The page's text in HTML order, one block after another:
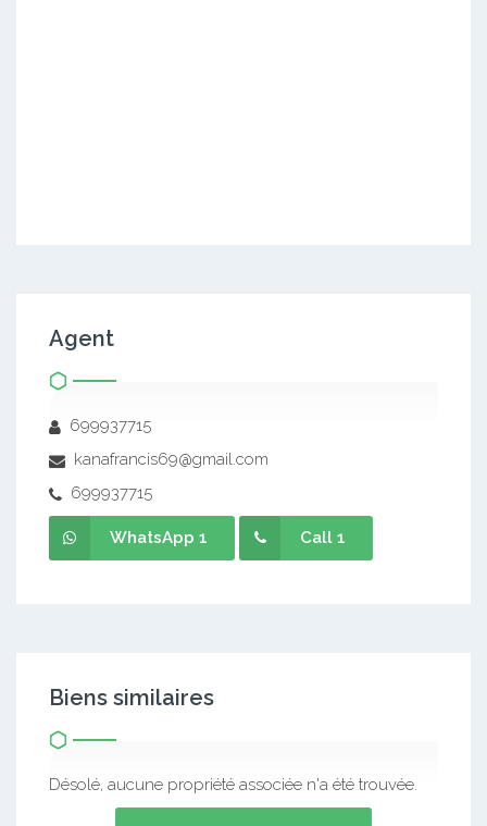
Agent
699937715
kanafrancis69@gmail.com
699937715
WhatsApp 1 Call 1
Biens similaires
Désolé, aucune propriété associée n'a été trouvée.